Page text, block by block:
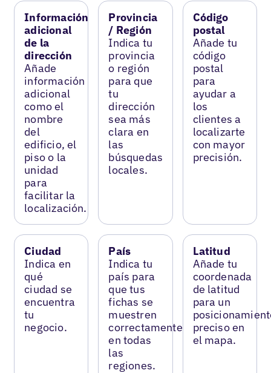
Información
adicional
de la
dirección
Añade
información
adicional
como el
nombre
del
edificio, el
piso o la
unidad
para
facilitar la
localización.
Provincia
/ Región
Indica tu
provincia
o región
para que
tu
dirección
sea más
clara en
las
búsquedas
locales.
Código
postal
Añade tu
código
postal
para
ayudar a
los
clientes a
localizarte
con mayor
precisión.
Ciudad
Indica en
qué
ciudad se
encuentra
tu
negocio.
País
Indica tu
país para
que tus
fichas se
muestren
correctamente
en todas
las
regiones.
Latitud
Añade tu
coordenada
de latitud
para un
preciso en
el mapa.